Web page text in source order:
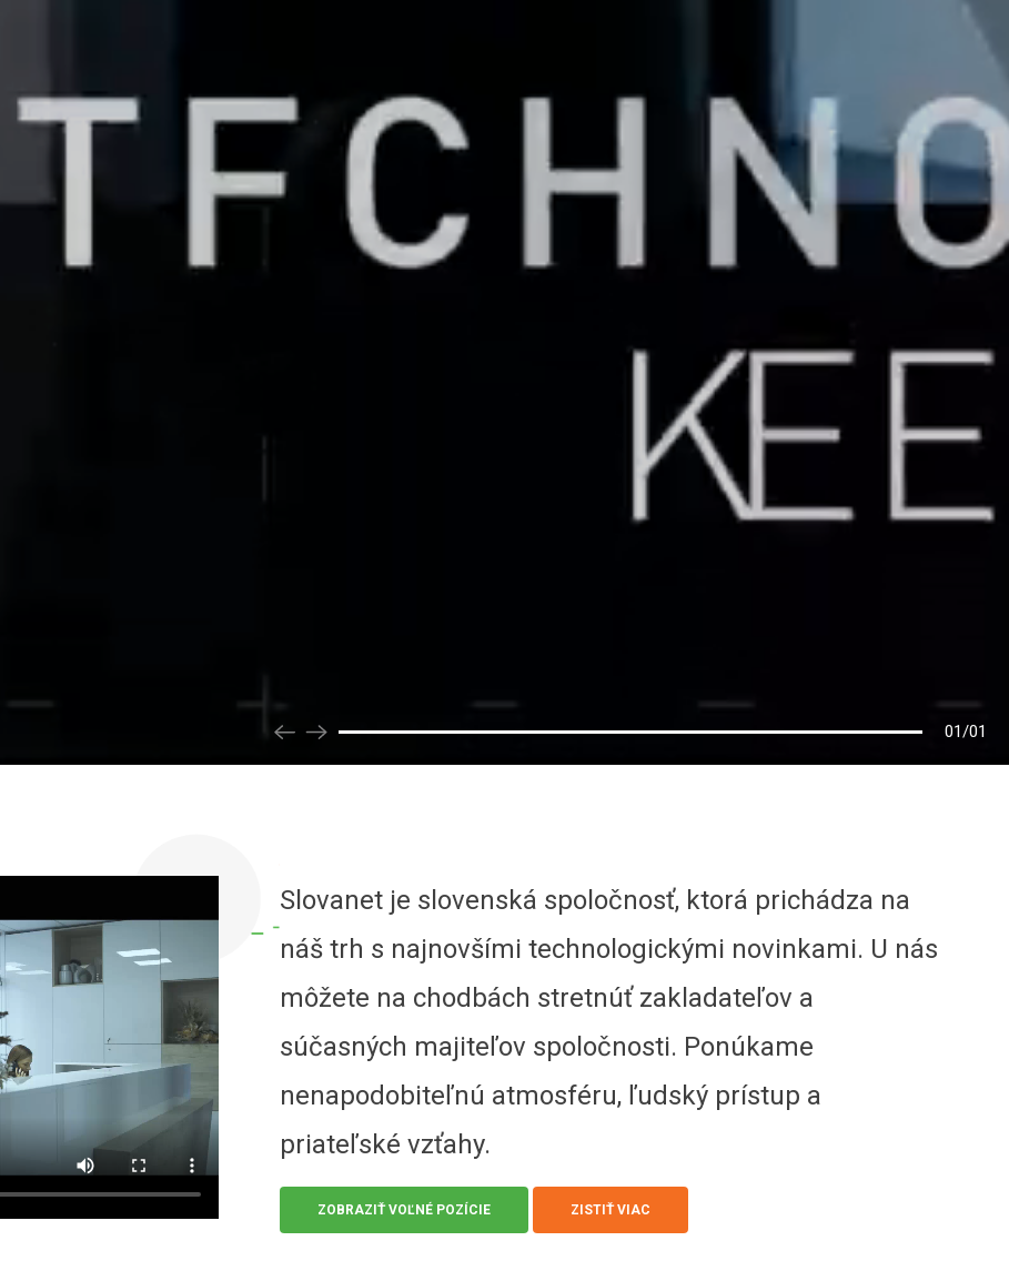
01/01
Slovanet je slovenská spoločnosť, ktorá prichádza na
náš trh s najnovšími technologickými novinkami. U nás
môžete na chodbách stretnúť zakladateľov a
súčasných majiteľov spoločnosti. Ponúkame
nenapodobiteľnú atmosféru, ľudský prístup a
priateľské vzťahy.
ZOBRAZIŤ VOĽNÉ POZÍCIE ZISTIŤ VIAC